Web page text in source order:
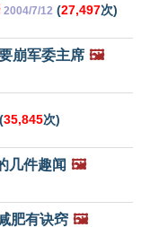
2004/7/12 (27,497次)
崩军委主席 🖼️
(35,845次)
几件趣闻 🖼️
肥有诀窍 🖼️